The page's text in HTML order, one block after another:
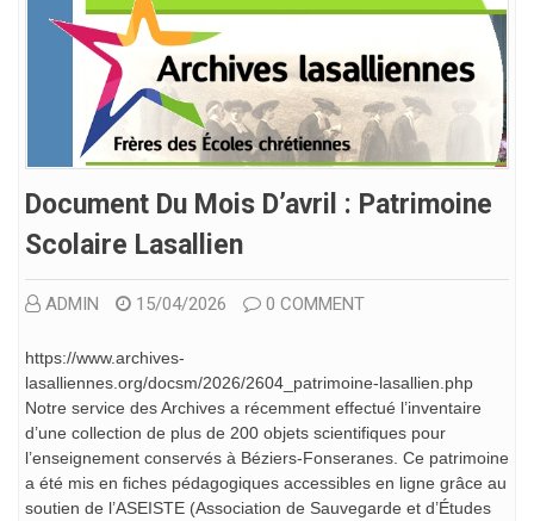
Document Du Mois D’avril : Patrimoine
Scolaire Lasallien
ADMIN 15/04/2026 0 COMMENT
https://www.archives-
lasalliennes.org/docsm/2026/2604_patrimoine-lasallien.php
Notre service des Archives a récemment effectué l’inventaire
d’une collection de plus de 200 objets scientifiques pour
l’enseignement conservés à Béziers-Fonseranes. Ce patrimoine
a été mis en fiches pédagogiques accessibles en ligne grâce au
soutien de l’ASEISTE (Association de Sauvegarde et d’Études